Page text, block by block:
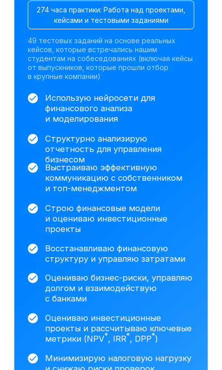
На основе исследования 3408 вакансий hh.ru
мы выделяем наиболее важные навыки,
которым клиенты обучаются на курсе
Минимизирую налоговую нагрузку
и снижаю риски проверок
Оцениваю бизнес-риски, управляю
долгом и взаимодействую
с банками
результаты и строю дашборды
Оцениваю инвестиционные
проекты и рассчитываю ключевые
метрики (NPV*, IRR*, DPP*)
На базе анализа исторических
данных построил трёхформовую
финансовую модель
развития (базовый,
оптимистичный, стрессовый),
включая прогноз выручки,
потоков.Провёл DCF*-оценку
(FCFF /FCFE ) и анализ
чувствительности.Подготовил
презентацию для собственников
стоимости компании и ключевыми
управленческими выводами.
Работа с инструментами для
Excel
Power Point
ChatGPT
1С:Бухгалтерия 8.3
Gamma
DeepSeek